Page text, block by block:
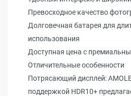
Превосходное качество
Долговечная батарея для
использования
Доступная цена с
Отличительные особенности
Потрясающий дисплей:
поддержкой HDR10+